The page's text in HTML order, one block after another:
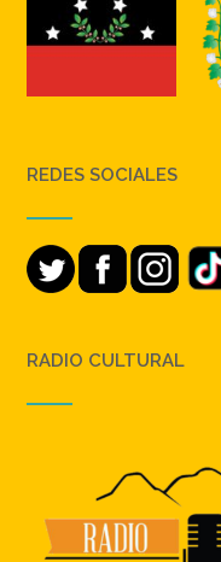
REDES SOCIALES
RADIO CULTURAL